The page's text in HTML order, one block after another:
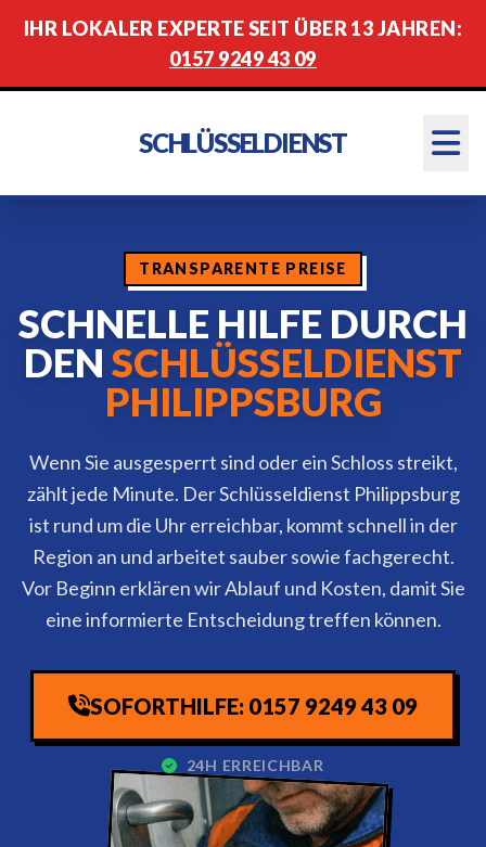
IHR LOKALER EXPERTE SEIT ÜBER 13 JAHREN:
0157 9249 43 09
SCHLÜSSELDIENST
TRANSPARENTE PREISE
SCHNELLE HILFE DURCH
DEN SCHLÜSSELDIENST
PHILIPPSBURG
Wenn Sie ausgesperrt sind oder ein Schloss streikt,
zählt jede Minute. Der Schlüsseldienst Philippsburg
ist rund um die Uhr erreichbar, kommt schnell in der
Region an und arbeitet sauber sowie fachgerecht.
Vor Beginn erklären wir Ablauf und Kosten, damit Sie
eine informierte Entscheidung treffen können.
SOFORTHILFE: 0157 9249 43 09
24H ERREICHBAR